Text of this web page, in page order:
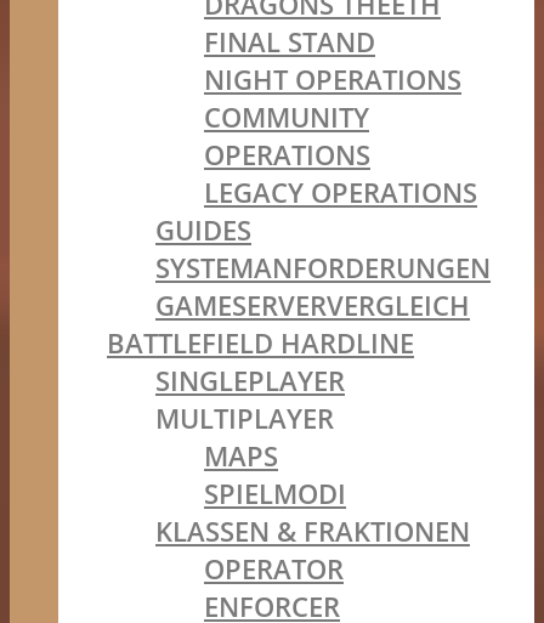
FINAL STAND
NIGHT OPERATIONS
COMMUNITY
OPERATIONS
LEGACY OPERATIONS
GUIDES
SYSTEMANFORDERUNGEN
GAMESERVERVERGLEICH
BATTLEFIELD HARDLINE
SINGLEPLAYER
MULTIPLAYER
MAPS
SPIELMODI
KLASSEN & FRAKTIONEN
OPERATOR
ENFORCER